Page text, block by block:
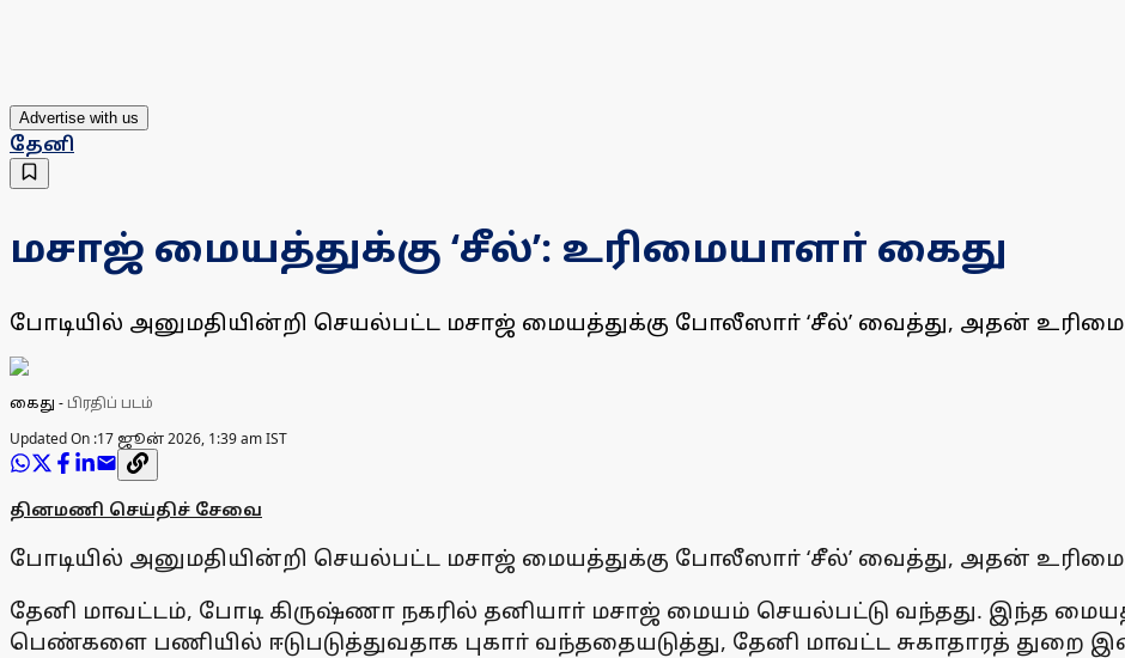
Advertise with us
தேனி
மசாஜ் மையத்துக்கு ‘சீல்’: உரிமையாளா் கைது
போடியில் அனுமதியின்றி செயல்பட்ட மசாஜ் மையத்துக்கு போலீஸாா் ‘சீல்’ வைத்து, அதன்
கைது - பிரதிப் படம்
Updated On :17 ஜூன் 2026, 1:39 am IST
தினமணி செய்திச் சேவை
போடியில் அனுமதியின்றி செயல்பட்ட மசாஜ் மையத்துக்கு போலீஸாா் ‘சீல்’ வைத்து, அதன்
தேனி மாவட்டம், போடி கிருஷ்ணா நகரில் தனியாா் மசாஜ் மையம் செயல்பட்டு வந்தது. இந்த
பெண்களை பணியில் ஈடுபடுத்துவதாக புகாா் வந்ததையடுத்து, தேனி மாவட்ட சுகாதாரத்